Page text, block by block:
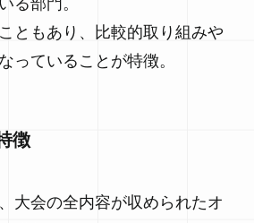
る部門。
ともあり、比較的取り組みや
っていることが特徴。
徴
大会の全内容が収められたオ